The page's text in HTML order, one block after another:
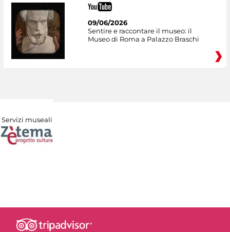
09/06/2026
Sentire e raccontare il museo: il
Museo di Roma a Palazzo Braschi
Servizi museali